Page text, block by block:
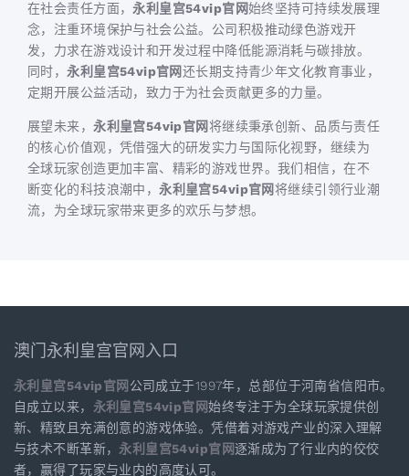
在社会责任方面，永利皇宫54vip官网始终坚持可持续发展理
念，注重环境保护与社会公益。公司积极推动绿色游戏开
发，力求在游戏设计和开发过程中降低能源消耗与碳排放。
同时，永利皇宫54vip官网还长期支持青少年文化教育事业，
定期开展公益活动，致力于为社会贡献更多的力量。
展望未来，永利皇宫54vip官网 将继续秉承创新、品质与责任
的核心价值观，凭借强大的研发实力与国际化视野，继续为
全球玩家创造更加丰富、精彩的游戏世界。我们相信，在不
断变化的科技浪潮中，永利皇宫54vip官网 将继续引领行业潮
流，为全球玩家带来更多的欢乐与梦想。
澳门永利皇宫官网入口
永利皇宫54vip官网 公司成立于1997年，总部位于河南省信阳市。
自成立以来， 永利皇宫54vip官网始终专注于为全球玩家提供创
新、精致且充满创意的游戏体验。凭借着对游戏产业的深入理解
与技术不断革新， 永利皇宫54vip官网逐渐成为了行业内的佼佼
者，赢得了玩家与业内的高度认可。